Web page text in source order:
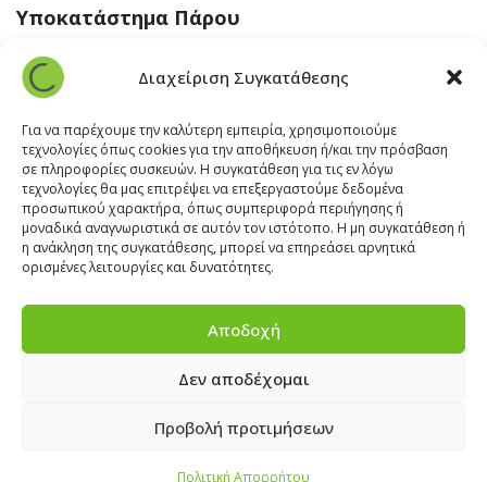
Διαχείριση Συγκατάθεσης
Για να παρέχουμε την καλύτερη εμπειρία, χρησιμοποιούμε
τεχνολογίες όπως cookies για την αποθήκευση ή/και την πρόσβαση
σε πληροφορίες συσκευών. Η συγκατάθεση για τις εν λόγω
τεχνολογίες θα μας επιτρέψει να επεξεργαστούμε δεδομένα
προσωπικού χαρακτήρα, όπως συμπεριφορά περιήγησης ή
μοναδικά αναγνωριστικά σε αυτόν τον ιστότοπο. Η μη συγκατάθεση ή
η ανάκληση της συγκατάθεσης, μπορεί να επηρεάσει αρνητικά
ορισμένες λειτουργίες και δυνατότητες.
Αποδοχή
Δεν αποδέχομαι
Προβολή προτιμήσεων
Πολιτική Απορρήτου
Υποκατάστημα Πάρου
Άγιος Βλάσης Αρχίλοχος, Πάρος 84400
22840 43 163
paros@cleanit.gr
Υποκατάστημα Σαντορίνης
Έξω Γωνία, Σαντορίνη847 00
22860 22322
CORNER|ΕΠΙΚΟΙΝΩΝΙΑ